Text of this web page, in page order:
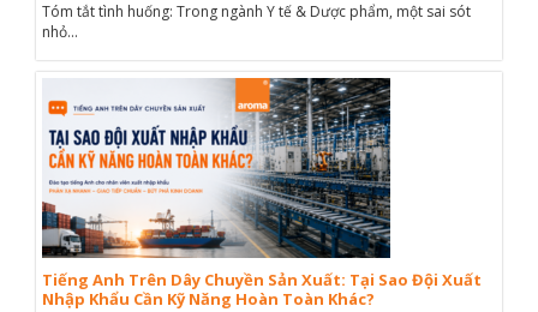
Tóm tắt tình huống: Trong ngành Y tế & Dược phẩm, một sai sót
nhỏ...
Tiếng Anh Trên Dây Chuyền Sản Xuất: Tại Sao Đội Xuất
Nhập Khẩu Cần Kỹ Năng Hoàn Toàn Khác?